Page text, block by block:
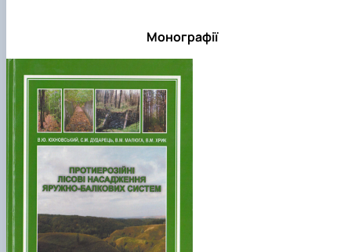
Монографії